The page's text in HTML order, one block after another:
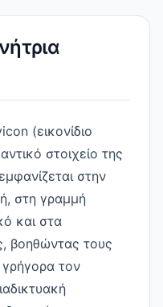
(εικονίδιο
στοιχείο της
στην
στη γραμμή
και στα
βοηθώντας τους
τον